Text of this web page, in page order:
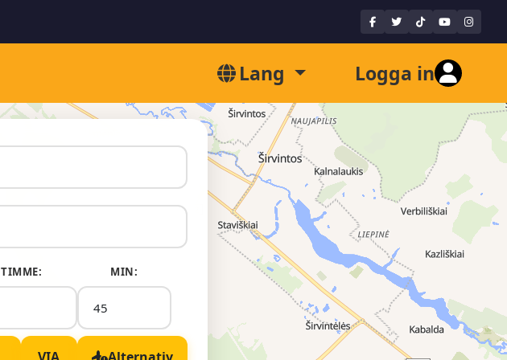
Lang Logga in
TIMME: MIN: